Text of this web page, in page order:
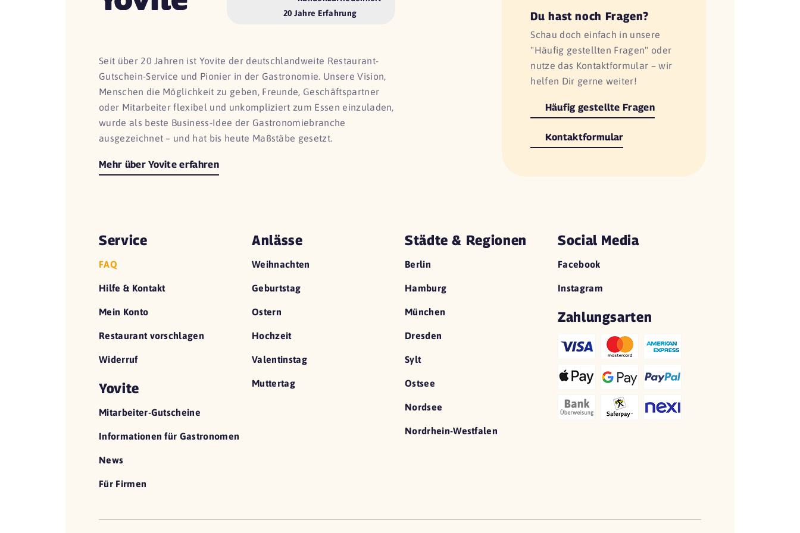
20 Jahre Erfahrung
Seit über 20 Jahren ist Yovite der deutschlandweite Restaurant-
Gutschein-Service und Pionier in der Gastronomie. Unsere Vision,
Menschen die Möglichkeit zu geben, Freunde, Geschäftspartner
oder Mitarbeiter flexibel und unkompliziert zum Essen einzuladen,
wurde als beste Business-Idee der Gastronomiebranche
ausgezeichnet – und hat bis heute Maßstäbe gesetzt.
Mehr über Yovite erfahren
Du hast noch Fragen?
Schau doch einfach in unsere
"Häufig gestellten Fragen" oder
nutze das Kontaktformular – wir
helfen Dir gerne weiter!
Häufig gestellte Fragen
Kontaktformular
Service
FAQ
Hilfe & Kontakt
Mein Konto
Restaurant vorschlagen
Widerruf
Yovite
Mitarbeiter-Gutscheine
Informationen für Gastronomen
News
Für Firmen
Anlässe
Weihnachten
Geburtstag
Ostern
Hochzeit
Valentinstag
Muttertag
Städte & Regionen
Berlin
Hamburg
München
Dresden
Sylt
Ostsee
Nordsee
Nordrhein-Westfalen
Social Media
Facebook
Instagram
Zahlungsarten